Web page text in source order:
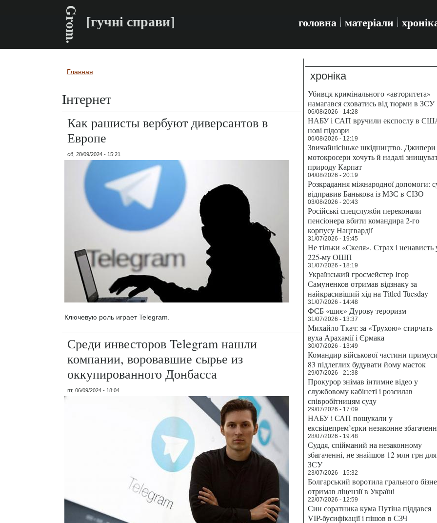
Grom. [гучні справи] головна матеріали
Вы здесь
Главная
Інтернет
Как рашисты вербуют диверсантов в
Европе
сб, 28/09/2024 - 15:21
Ключевую роль играет Telegram.
Среди инвесторов Telegram нашли
компании, воровавшие сырье из
оккупированного Донбасса
пт, 06/09/2024 - 18:04
хроніка
Убивця кримінального «авторитета»
намагався сховатись від тюрми в ЗСУ
06/08/2026 - 14:28
НАБУ і САП вручили експослу в
нові підозри
06/08/2026 - 12:19
Звичайнісіньке шкідництво. Джипери
мотокросери хочуть й надалі
природу Карпат
04/08/2026 - 20:19
Розкрадання міжнародної допомоги:
відправив Банькова із МЗС в СІЗО
03/08/2026 - 20:43
Російські спецслужби переконали
пенсіонера вбити командира 2-го
корпусу Нацгвардії
31/07/2026 - 19:45
Не тільки «Скеля». Страх і ненависть
225-му ОШП
31/07/2026 - 18:19
Український гросмейстер Ігор
Самуненков отримав відзнаку за
найкрасивіший хід на Titled Tuesday
31/07/2026 - 14:48
ФСБ «шиє» Дурову тероризм
31/07/2026 - 13:37
Михайло Ткач: за «Трухою» стирчать
вуха Арахамії і Єрмака
30/07/2026 - 13:49
Командир військової частини
83 підлеглих будувати йому маєток
29/07/2026 - 21:38
Прокурор знімав інтимне відео у
службовому кабінеті і розсилав
співробітницям суду
29/07/2026 - 17:09
НАБУ і САП пошукали у
ексвіцепрем’єрки незаконне
28/07/2026 - 19:48
Суддя, спійманий на незаконному
збагаченні, не знайшов 12 млн грн для
ЗСУ
23/07/2026 - 15:32
Болгарський воротила грального
отримав ліцензії в Україні
22/07/2026 - 12:59
Син соратника кума Путіна піддався
VIP-бусифікації і пішов в СЗЧ